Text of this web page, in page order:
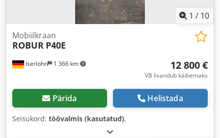
1 / 10
Iserlohn 1 366 km
Mobiilkraan
ROBUR P40E
12 800 €
VB lisandub käibemaks
Pärida Helistada
Seisukord: töövalmis (kasutatud),